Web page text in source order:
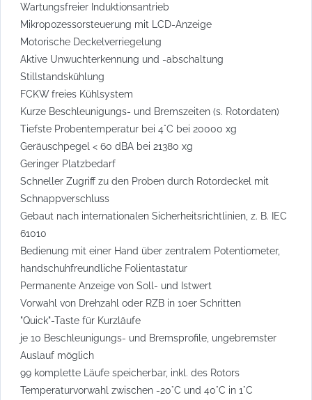
Wartungsfreier Induktionsantrieb
Mikropozessorsteuerung mit LCD-Anzeige
Motorische Deckelverriegelung
Aktive Unwuchterkennung und -abschaltung
Stillstandskühlung
FCKW freies Kühlsystem
Kurze Beschleunigungs- und Bremszeiten (s. Rotordaten)
Tiefste Probentemperatur bei 4°C bei 20000 xg
Geräuschpegel < 60 dBA bei 21380 xg
Geringer Platzbedarf
Schneller Zugriff zu den Proben durch Rotordeckel mit
Schnappverschluss
Gebaut nach internationalen Sicherheitsrichtlinien, z. B. IEC
61010
Bedienung mit einer Hand über zentralem Potentiometer,
handschuhfreundliche Folientastatur
Permanente Anzeige von Soll- und Istwert
Vorwahl von Drehzahl oder RZB in 10er Schritten
"Quick"-Taste für Kurzläufe
je 10 Beschleunigungs- und Bremsprofile, ungebremster
Auslauf möglich
99 komplette Läufe speicherbar, inkl. des Rotors
Temperaturvorwahl zwischen -20°C und 40°C in 1°C